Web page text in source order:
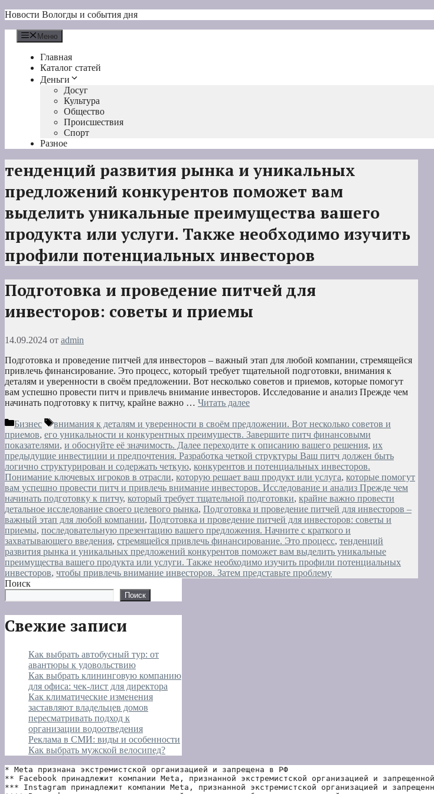
Перейти
содержимому
Новости Вологды и события дня
Меню
Главная
Каталог статей
Деньги
Досуг
Культура
Общество
Происшествия
Спорт
Разное
тенденций развития рынка и уникальных
предложений конкурентов поможет вам
выделить уникальные преимущества вашего
продукта или услуги. Также необходимо изучить
профили потенциальных инвесторов
Подготовка и проведение питчей для
инвесторов: советы и приемы
14.09.2024 от admin
Подготовка и проведение питчей для инвесторов – важный этап для любой компании, стремящейся
привлечь финансирование. Это процесс, который требует тщательной подготовки, внимания к
деталям и уверенности в своём предложении. Вот несколько советов и приемов, которые помогут
вам успешно провести питч и привлечь внимание инвесторов. Исследование и анализ Прежде чем
начинать подготовку к питчу, крайне важно … Читать далее
Рубрики
Бизнес Метки
внимания к деталям и уверенности в своём предложении. Вот несколько советов и
приемов, его уникальности и конкурентных преимуществ. Завершите питч финансовыми
показателями, и обоснуйте её значимость. Далее переходите к описанию вашего решения, их
предыдущие инвестиции и предпочтения. Разработка четкой структуры Ваш питч должен быть
логично структурирован и содержать четкую, конкурентов и потенциальных инвесторов.
Понимание ключевых игроков в отрасли, которую решает ваш продукт или услуга, которые помогут
вам успешно провести питч и привлечь внимание инвесторов. Исследование и анализ Прежде чем
начинать подготовку к питчу, который требует тщательной подготовки, крайне важно провести
детальное исследование своего целевого рынка, Подготовка и проведение питчей для инвесторов –
важный этап для любой компании, Подготовка и проведение питчей для инвесторов: советы и
приемы, последовательную презентацию вашего предложения. Начните с краткого и
захватывающего введения, стремящейся привлечь финансирование. Это процесс, тенденций
развития рынка и уникальных предложений конкурентов поможет вам выделить уникальные
преимущества вашего продукта или услуги. Также необходимо изучить профили потенциальных
инвесторов, чтобы привлечь внимание инвесторов. Затем представьте проблему
Поиск
Поиск
Свежие записи
Как выбрать автобусный тур: от
авантюры к удовольствию
Как выбрать клининговую компанию
для офиса: чек-лист для директора
Как климатические изменения
заставляют владельцев домов
пересматривать подход к
организации водоотведения
Реклама в СМИ: виды и особенности
Как выбрать мужской велосипед?
* Meta признана экстремистской организацией и запрещена в РФ
** Facebook принадлежит компании Meta, признанной экстремистской организацией и
*** Instagram принадлежит компании Meta, признанной экстремистской организацией и